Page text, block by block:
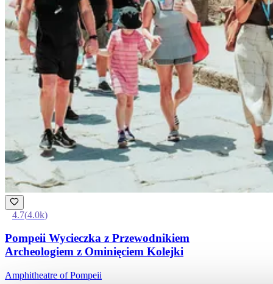
4.7(4.0k)
Pompeii Wycieczka z Przewodnikiem
Archeologiem z Ominięciem Kolejki
Amphitheatre of Pompeii